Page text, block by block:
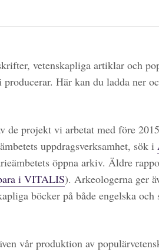
vetenskapliga artiklar och
Här kan du ladda ner
de projekt vi arbetat med före
uppdragsverksamhet, sök i
öppna arkiv. Äldre
i VITALIS). Arkeologerna ger
böcker på både engelska och
vår produktion av